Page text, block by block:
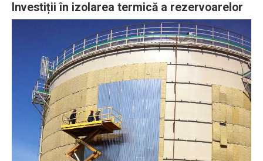
Investiții în izolarea termică a rezervoarelor